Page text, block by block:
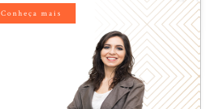
Conheça mais